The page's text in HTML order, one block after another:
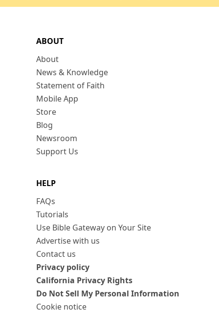
ABOUT
About
News & Knowledge
Statement of Faith
Mobile App
Store
Blog
Newsroom
Support Us
HELP
FAQs
Tutorials
Use Bible Gateway on Your Site
Advertise with us
Contact us
Privacy policy
California Privacy Rights
Do Not Sell My Personal Information
Cookie notice